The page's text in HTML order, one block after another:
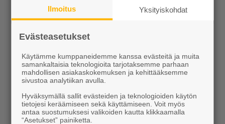
Saumaushiekat
Alk. 10,20 €/sk
GftK sauma-aineet
Alk. 123,30 €/kpl
Ilmoitus Yksityiskohdat
Evästeasetukset
Käytämme kumppaneidemme kanssa evästeitä ja muita
samankaltaisia teknologioita tarjotaksemme parhaan
mahdollisen asiakaskokemuksen ja kehittääksemme
sivustoa analytiikan avulla.
Hyväksymällä sallit evästeiden ja teknologioiden käytön
tietojesi keräämiseen sekä käyttämiseen. Voit myös
antaa suostumuksesi valikoiden kautta klikkaamalla
“Asetukset” painiketta.